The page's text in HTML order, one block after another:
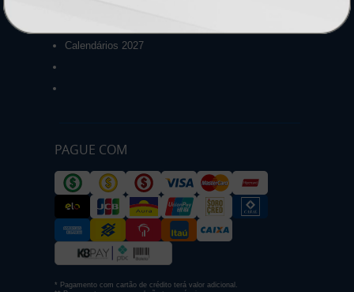
Calendários 2027
PAGUE COM
* Pagamento com cartão de crédito terá valor adicional.